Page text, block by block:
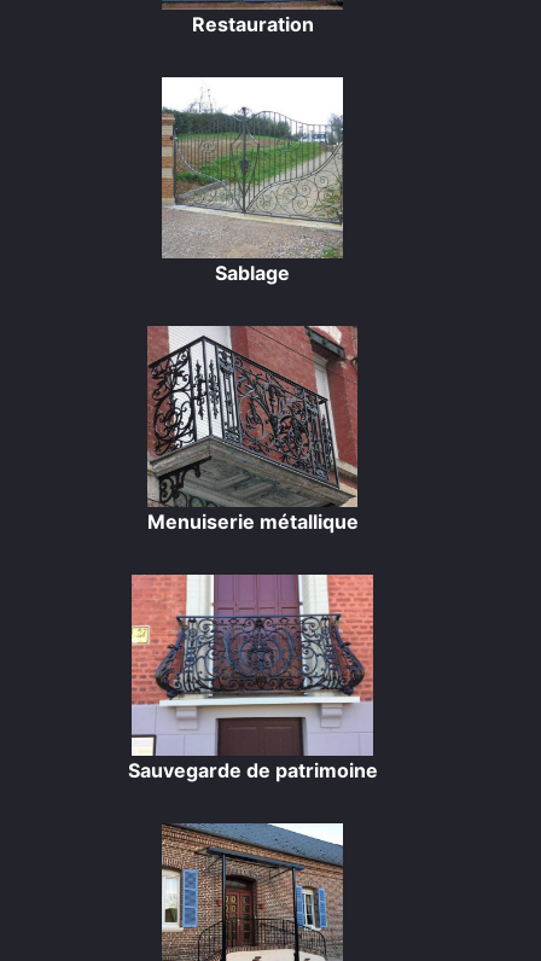
Restauration
Sablage
Menuiserie métallique
Sauvegarde de patrimoine